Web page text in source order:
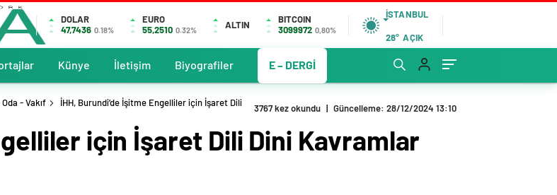
DOLAR
47,7436 0.18%
EURO
55,2510 0.32% ALTIN
BITCOIN
3099972 0,80%
İSTANBUL
28° AÇIK
Künye İletişim Biyografiler E – DERGİ
- Vakıf
İHH, Burundi’de İşitme Engelliler için İşaret Dili
3767 kez okundu | Güncelleme: 28/12/2024 13:10
için İşaret Dili Dini Kavramlar